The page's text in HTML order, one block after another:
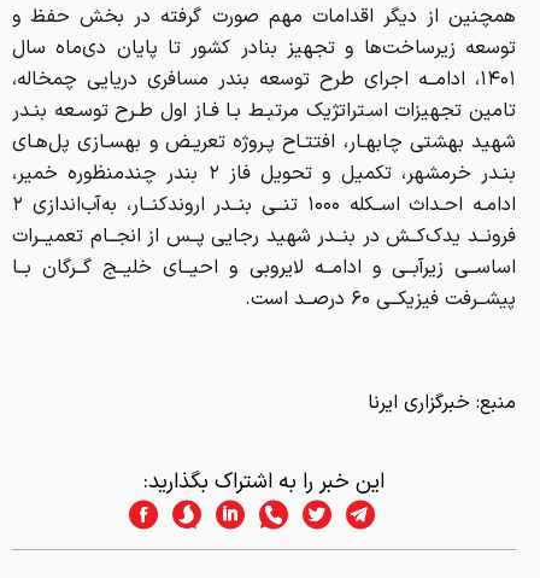
همچنین از دیگر اقدامات مهم صورت گرفته در بخش حفظ و
توسعه زیرساخت‌ها و تجهیز بنادر کشور تا پایان دی‌ماه سال
۱۴۰۱، ادامــه اجرای طرح توسعه بندر مسافری دریایی چمخاله،
تامین تجهیزات اسـتراتژیک مرتبـط بـا فـاز اول طـرح توسـعه بنـدر
شهید بهشتی چابهـار، افتتـاح پـروژه تعریـض و بهسـازی پل‌هـای
بنـدر خرمشهر، تکمیل و تحویل فاز ۲ بندر چندمنظوره خمیر،
ادامـه احـداث اســکله ۱۰۰۰ تنــی بنــدر اروندکنــار، به‌آب‌اندازی ۲
فرونــد یدک‌کــش در بنــدر شهید رجایی پــس از انجــام تعمیــرات
اساســی زیرآبــی و ادامــه لایروبی و احیــای خلیــج گــرگان بــا
پیشــرفت فیزیکــی ۶۰ درصــد است.
منبع: خبرگزاری ایرنا
این خبر را به اشتراک بگذارید: